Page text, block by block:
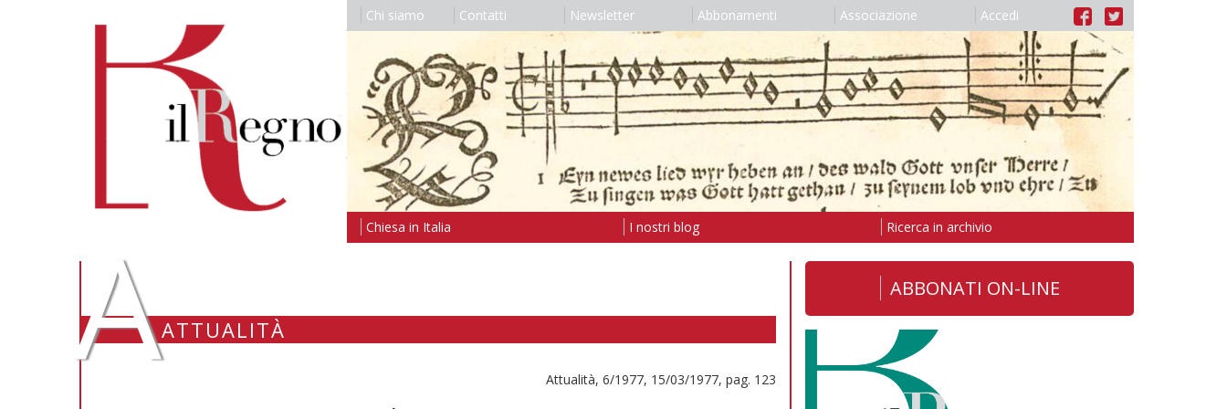
Chi siamo Contatti Newsletter Abbonamenti Associazione Accedi
Chiesa in Italia I nostri blog Ricerca in archivio
AATTUALITÀ
Attualità, 6/1977, 15/03/1977, pag. 123
ABBONATI ON-LINE